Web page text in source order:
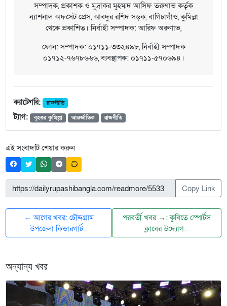
সম্পাদক, প্রকাশক ও মুদ্রাকর মুহম্মদ আসিফ তরুণাভ কর্তৃক
ন্যাশনাল অফসেট প্রেস, আবদুর রশিদ সড়ক, বাগিচাগাঁও, কুমিল্লা
থেকে প্রকাশিত। নির্বাহী সম্পাদক: আরিফ অরুণাভ,
ফোন: সম্পাদক: ০১৭১১-৩৩২৪৯৮, নির্বাহী সম্পাদক
০১৭১২-৭৬৭৮৬৬৬, ব্যবস্থাপক: ০১৭১১-৫৭০৬৯৪।
ক্যাটেগরি: রাজনীতি
ট্যাগ: বৃহত্তর কুমিল্লা আন্তর্জাতিক রাজনীতি
এই সংবাদটি শেয়ার করুন
Copy Link
← আগের খবর: চৌদ্দগ্রাম
উপজেলা কিন্ডারগার্ট...
পরবর্তী খবর →: কুবিতে স্পোর্টস
ক্লাবের উদ্যোগ...
অন্যান্য খবর